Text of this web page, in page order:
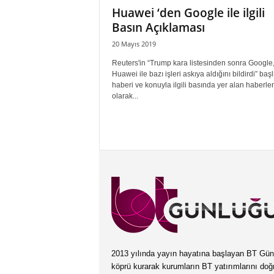
Huawei ‘den Google ile ilgili
Basın Açıklaması
20 Mayıs 2019
Reuters'in “Trump kara listesinden sonra Google,
Huawei ile bazı işleri askıya aldığını bildirdi”
haberi ve konuyla ilgili basında yer alan
olarak...
2013 yılında yayın hayatına başlayan BT
köprü kurarak kurumların BT yatırımlarını